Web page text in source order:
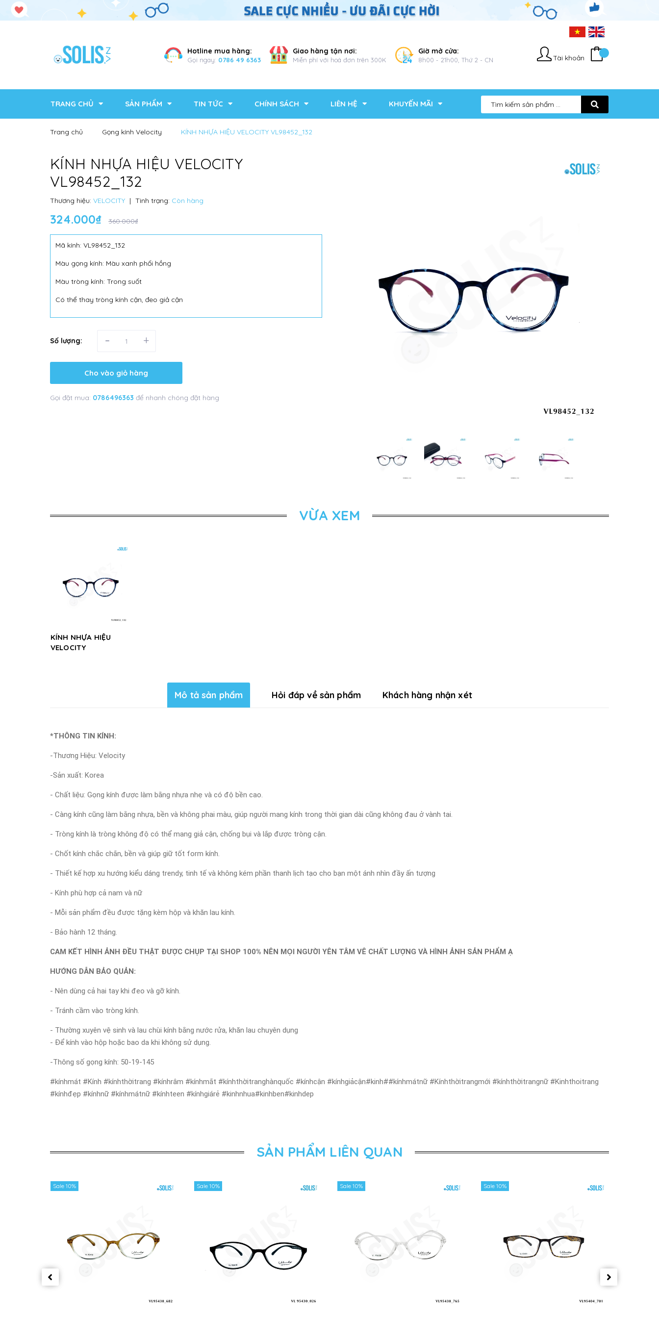
Hotline mua hàng:
Gọi ngay: 0786 49 6363
Giao hàng tận nơi:
Miễn phí với hoá đơn trên 300K
Giờ mở cửa:
8h00 - 21h00, Thứ 2 - CN Tài khoản
TRANG CHỦ SẢN PHẨM TIN TỨC CHÍNH SÁCH LIÊN HỆ KHUYẾN MÃI
Trang chủ Gọng kính Velocity KÍNH NHỰA HIỆU VELOCITY VL98452_132
KÍNH NHỰA HIỆU VELOCITY
VL98452_132
Thương hiệu: VELOCITY | Tình trạng: Còn hàng
324.000₫ 360.000₫
Mã kính: VL98452_132
Màu gọng kính: Màu xanh phối hồng
Màu tròng kính: Trong suốt
Có thể thay tròng kính cận, đeo giả cận
Số lượng: - +
Cho vào giỏ hàng
Gọi đặt mua: 0786496363 để nhanh chóng đặt hàng
VỪA XEM
KÍNH NHỰA HIỆU
VELOCITY
Mô tả sản phẩm Hỏi đáp về sản phẩm Khách hàng nhận xét
*THÔNG TIN KÍNH:
-Thương Hiệu: Velocity
-Sản xuất: Korea
- Chất liệu: Gọng kính được làm bằng nhựa nhẹ và có độ bền cao.
- Càng kính cũng làm bằng nhựa, bền và không phai màu, giúp người mang kính trong thời gian dài cũng không đau ở vành tai.
- Tròng kính là tròng không độ có thể mang giả cận, chống bụi và lắp được tròng cận.
- Chốt kính chắc chắn, bền và giúp giữ tốt form kính.
- Thiết kế hợp xu hướng kiểu dáng trendy, tinh tế và không kém phần thanh lịch tạo cho bạn một ánh nhìn đầy ấn tượng
- Kính phù hợp cả nam và nữ
- Mỗi sản phẩm đều được tặng kèm hộp và khăn lau kính.
- Bảo hành 12 tháng.
CAM KẾT HÌNH ẢNH ĐỀU THẬT ĐƯỢC CHỤP TẠI SHOP 100% NÊN MỌI NGƯỜI YÊN TÂM VÊ CHẤT LƯỢNG VÀ HÌNH ẢNH SẢN PHẨM Ạ
HƯỚNG DẪN BẢO QUẢN:
- Nên dùng cả hai tay khi đeo và gỡ kính.
- Tránh cầm vào tròng kính.
- Thường xuyên vệ sinh và lau chùi kính bằng nước rửa, khăn lau chuyên dụng
- Để kính vào hộp hoặc bao da khi không sử dụng.
-Thông số gọng kính: 50-19-145
#kínhmát #Kính #kínhthờitrang #kínhrâm #kínhmắt #kínhthờitranghànquốc #kínhcận #kínhgiảcận#kinh##kínhmátnữ #Kínhthờitrangmới #kínhthờitrangnữ #Kinhthoitrang
#kínhđẹp #kínhnữ #kínhmátnữ #kínhteen #kínhgiárẻ #kinhnhua#kinhben#kinhdep
SẢN PHẨM LIÊN QUAN
Sale 10% Sale 10% Sale 10% Sale 10%